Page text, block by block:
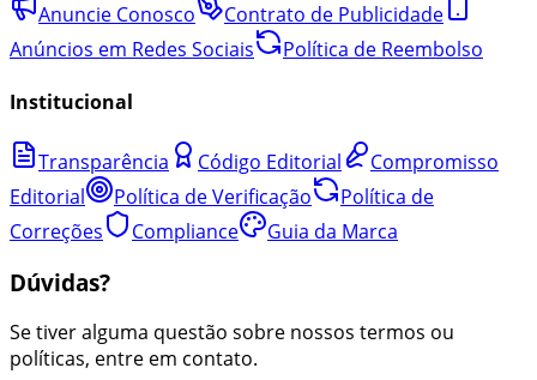
Anuncie Conosco
Contrato de Publicidade
Anúncios em Redes Sociais
Política de Reembolso
Institucional
Transparência Código Editorial
Compromisso
Editorial
Política de Verificação
Política de
Correções
Compliance Guia da Marca
Dúvidas?
Se tiver alguma questão sobre nossos termos ou
políticas, entre em contato.